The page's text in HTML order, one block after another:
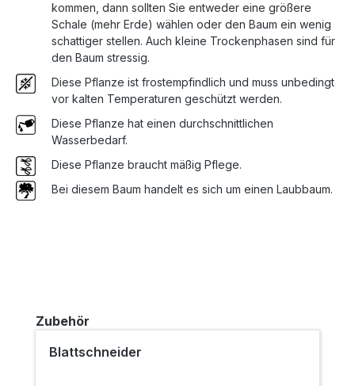
kommen, dann sollten Sie entweder eine größere
Schale (mehr Erde) wählen oder den Baum ein wenig
schattiger stellen. Auch kleine Trockenphasen sind für
den Baum stressig.
Diese Pflanze ist frostempfindlich und muss unbedingt
vor kalten Temperaturen geschützt werden.
Diese Pflanze hat einen durchschnittlichen
Wasserbedarf.
Diese Pflanze braucht mäßig Pflege.
Bei diesem Baum handelt es sich um einen Laubbaum.
Produktgalerie überspringen
Zubehör
Blattschneider